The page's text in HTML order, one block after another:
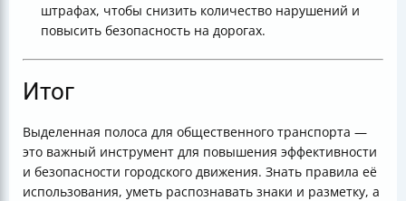
штрафах, чтобы снизить количество нарушений и
повысить безопасность на дорогах.
Итог
Выделенная полоса для общественного транспорта —
это важный инструмент для повышения эффективности
и безопасности городского движения. Знать правила её
использования, уметь распознавать знаки и разметку, а